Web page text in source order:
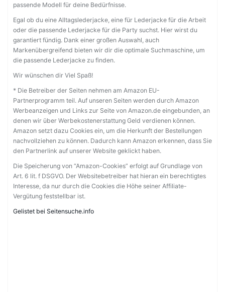
passende Modell für deine Bedürfnisse.
Egal ob du eine Alltagslederjacke, eine für Lederjacke für die Arbeit
oder die passende Lederjacke für die Party suchst. Hier wirst du
garantiert fündig. Dank einer großen Auswahl, auch
Markenübergreifend bieten wir dir die optimale Suchmaschine, um
die passende Lederjacke zu finden.
Wir wünschen dir Viel Spaß!
* Die Betreiber der Seiten nehmen am Amazon EU-
Partnerprogramm teil. Auf unseren Seiten werden durch Amazon
Werbeanzeigen und Links zur Seite von Amazon.de eingebunden, an
denen wir über Werbekostenerstattung Geld verdienen können.
Amazon setzt dazu Cookies ein, um die Herkunft der Bestellungen
nachvollziehen zu können. Dadurch kann Amazon erkennen, dass Sie
den Partnerlink auf unserer Website geklickt haben.
Die Speicherung von “Amazon-Cookies” erfolgt auf Grundlage von
Art. 6 lit. f DSGVO. Der Websitebetreiber hat hieran ein berechtigtes
Interesse, da nur durch die Cookies die Höhe seiner Affiliate-
Vergütung feststellbar ist.
Gelistet bei Seitensuche.info